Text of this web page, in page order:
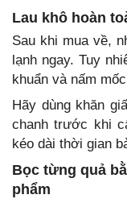
Lau khô hoàn
Sau khi mua về,
lạnh ngay. Tuy
khuẩn và nấm
Hãy dùng khăn
chanh trước khi
kéo dài thời gian
Bọc từng quả
phẩm